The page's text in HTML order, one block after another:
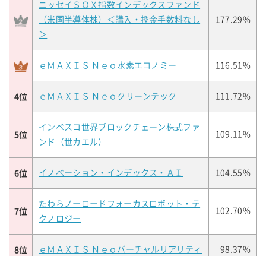
ニッセイＳＯＸ指数インデックスファンド
（米国半導体株）＜購入・換金手数料なし
＞
177.29%
ｅＭＡＸＩＳ Ｎｅｏ水素エコノミー 116.51%
4位 ｅＭＡＸＩＳ Ｎｅｏクリーンテック 111.72%
5位
インベスコ世界ブロックチェーン株式ファ
ンド（世カエル）
109.11%
6位 イノベーション・インデックス・ＡＩ 104.55%
7位
たわらノーロードフォーカスロボット・テ
クノロジー
102.70%
8位 ｅＭＡＸＩＳ Ｎｅｏバーチャルリアリティ 98.37%